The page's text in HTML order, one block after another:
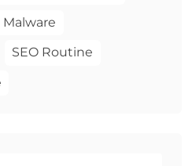
Malware
SEO Routine